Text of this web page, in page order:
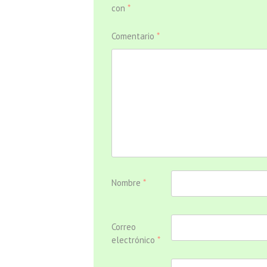
con *
Comentario *
Nombre *
Correo
electrónico *